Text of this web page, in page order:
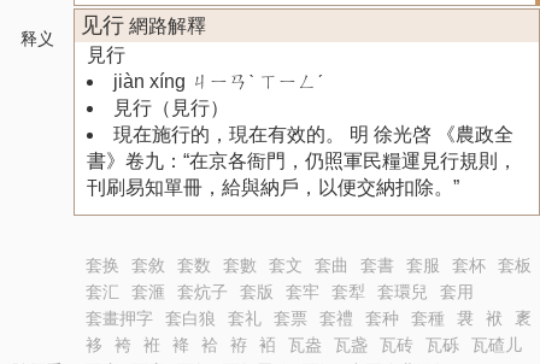
释义
见行 網路解釋
見行
jiàn xíng ㄐㄧㄢˋ ㄒㄧㄥˊ
見行（見行）
現在施行的，現在有效的。 明 徐光啓 《農政全
書》卷九：“在京各衙門，仍照軍民糧運見行規則，
刊刷易知單冊，給與納戶，以便交納扣除。”
套换 套敘 套数 套數 套文 套曲 套書 套服 套杯
套板
套汇
套滙 套炕子 套版 套牢 套犁 套環兒
套用
套畫押字
套白狼 套礼 套票 套禮 套种 套種 袰 袱
袲
袳
袴 袵 袶 袷 袸 袹 瓦盎 瓦盏 瓦砖 瓦砾
瓦碴儿